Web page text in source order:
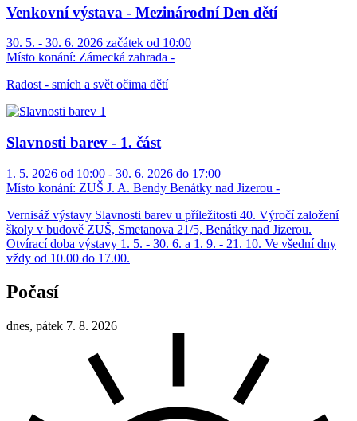
Venkovní výstava - Mezinárodní Den dětí
30. 5. - 30. 6. 2026 začátek od 10:00
Místo konání: Zámecká zahrada -
Radost - smích a svět očima dětí
Slavnosti barev - 1. část
1. 5. 2026 od 10:00 - 30. 6. 2026 do 17:00
Místo konání: ZUŠ J. A. Bendy Benátky nad Jizerou -
Vernisáž výstavy Slavnosti barev u příležitosti 40. Výročí založení
školy v budově ZUŠ, Smetanova 21/5, Benátky nad Jizerou.
Otvírací doba výstavy 1. 5. - 30. 6. a 1. 9. - 21. 10. Ve všední dny
vždy od 10.00 do 17.00.
Počasí
dnes, pátek 7. 8. 2026